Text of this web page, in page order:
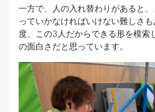
一方で、人の入れ替わりがあると
っていかなければいけない難しさ
度、この3人だからできる形を模索
の面白さだと思っています。